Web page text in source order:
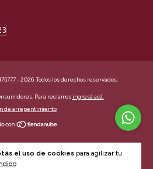
el uso de cookies para agilizar tu
- 2026. Todos los derechos reservados.
Para reclamosingresá acá.
de arrepentimiento